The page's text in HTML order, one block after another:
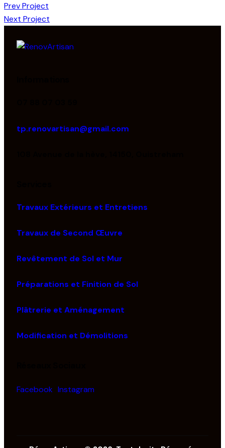
Prev Project
Next Project
tp.renovartisan@gmail.com
Travaux Extérieurs et Entretiens
Travaux de Second Œuvre
Revêtement de Sol et Mur
Préparations et Finition de Sol
Plâtrerie et Aménagement
Modification et Démolitions
Facebook Instagram